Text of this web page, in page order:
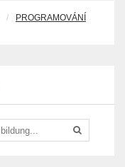
PROGRAMOVÁNÍ